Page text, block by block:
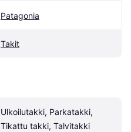
Patagonia
Takit
Ulkoilutakki, Parkatakki,
Tikattu takki, Talvitakki